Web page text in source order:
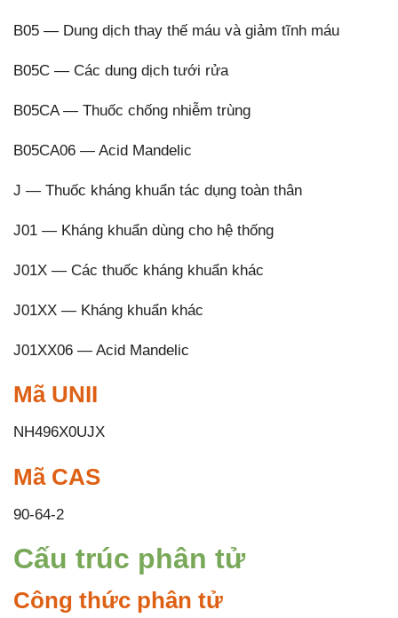
B05 — Dung dịch thay thế máu và giảm tĩnh máu
B05C — Các dung dịch tưới rửa
B05CA — Thuốc chống nhiễm trùng
B05CA06 — Acid Mandelic
J — Thuốc kháng khuẩn tác dụng toàn thân
J01 — Kháng khuẩn dùng cho hệ thống
J01X — Các thuốc kháng khuẩn khác
J01XX — Kháng khuẩn khác
J01XX06 — Acid Mandelic
Mã UNII
NH496X0UJX
Mã CAS
90-64-2
Cấu trúc phân tử
Công thức phân tử